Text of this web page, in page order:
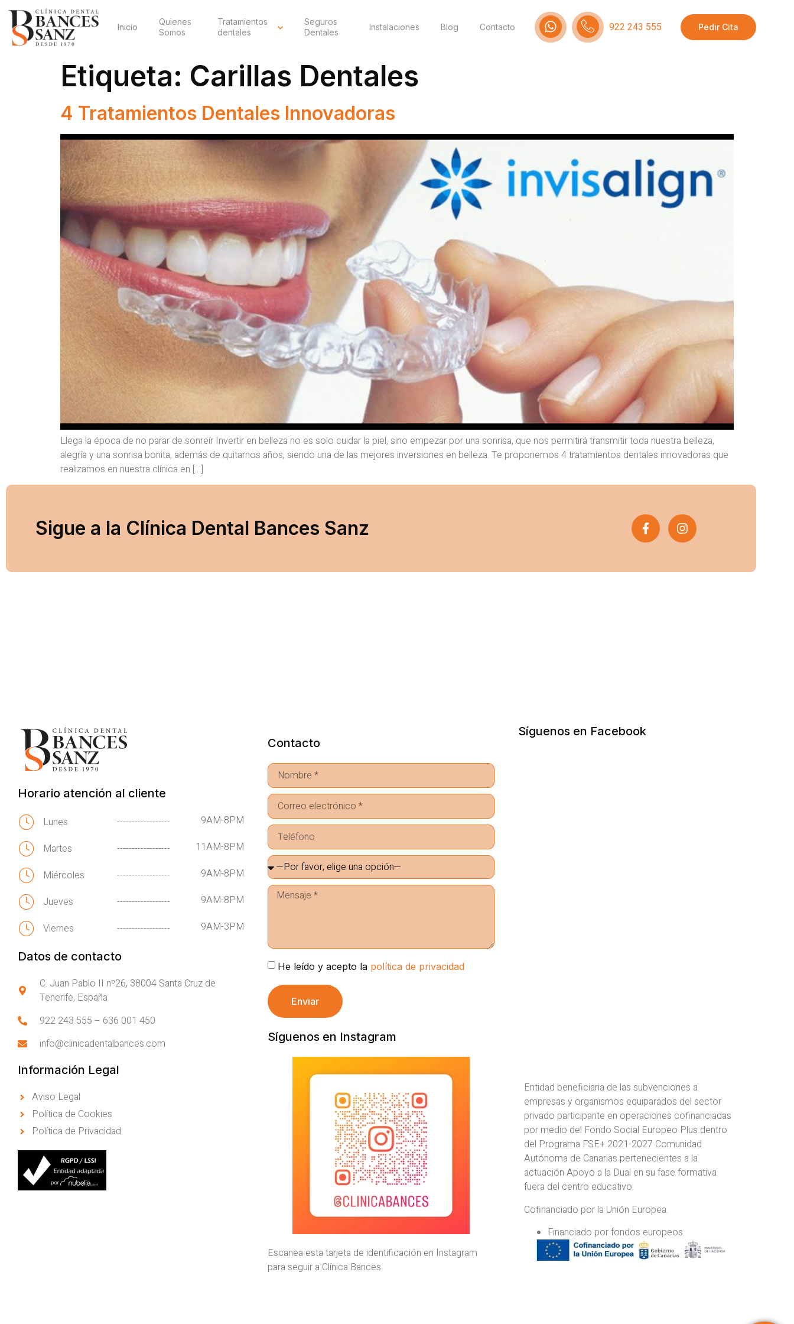
Inicio
Quienes
Somos
Tratamientos
dentales
Seguros
Dentales
Instalaciones Blog Contacto 922 243 555 Pedir Cita
Etiqueta: Carillas Dentales
4 Tratamientos Dentales Innovadoras
Llega la época de no parar de sonreír Invertir en belleza no es solo cuidar la piel, sino empezar por una sonrisa, que nos permitirá transmitir toda nuestra belleza,
alegría y una sonrisa bonita, además de quitarnos años, siendo una de las mejores inversiones en belleza. Te proponemos 4 tratamientos dentales innovadoras que
realizamos en nuestra clínica en […]
Sigue a la Clínica Dental Bances Sanz
Horario atención al cliente
Lunes ------------------
9AM-8PM
Martes
------------------
11AM-8PM
Miércoles
------------------
9AM-8PM
Jueves
------------------
9AM-8PM
Viernes
------------------ 9AM-3PM
Datos de contacto
C. Juan Pablo II nº26, 38004 Santa Cruz de
Tenerife, España
922 243 555 – 636 001 450
info@clinicadentalbances.com
Información Legal
Aviso Legal
Política de Cookies
Política de Privacidad
Contacto
He leído y acepto la política de privacidad
Enviar
Síguenos en Instagram
Escanea esta tarjeta de identificación en Instagram
para seguir a Clínica Bances.
Síguenos en Facebook
Entidad beneficiaria de las subvenciones a
empresas y organismos equiparados del sector
privado participante en operaciones cofinanciadas
por medio del Fondo Social Europeo Plus dentro
del Programa FSE+ 2021-2027 Comunidad
Autónoma de Canarias pertenecientes a la
actuación Apoyo a la Dual en su fase formativa
fuera del centro educativo.
Cofinanciado por la Unión Europea.
⁠Financiado por fondos europeos.